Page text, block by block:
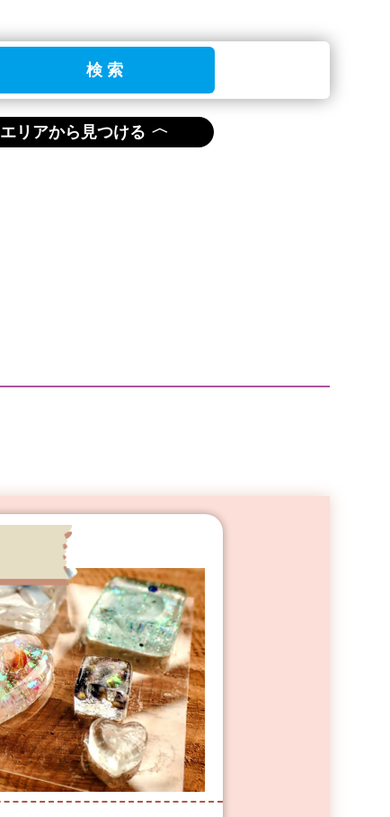
検 索
エリアから見つける 〈